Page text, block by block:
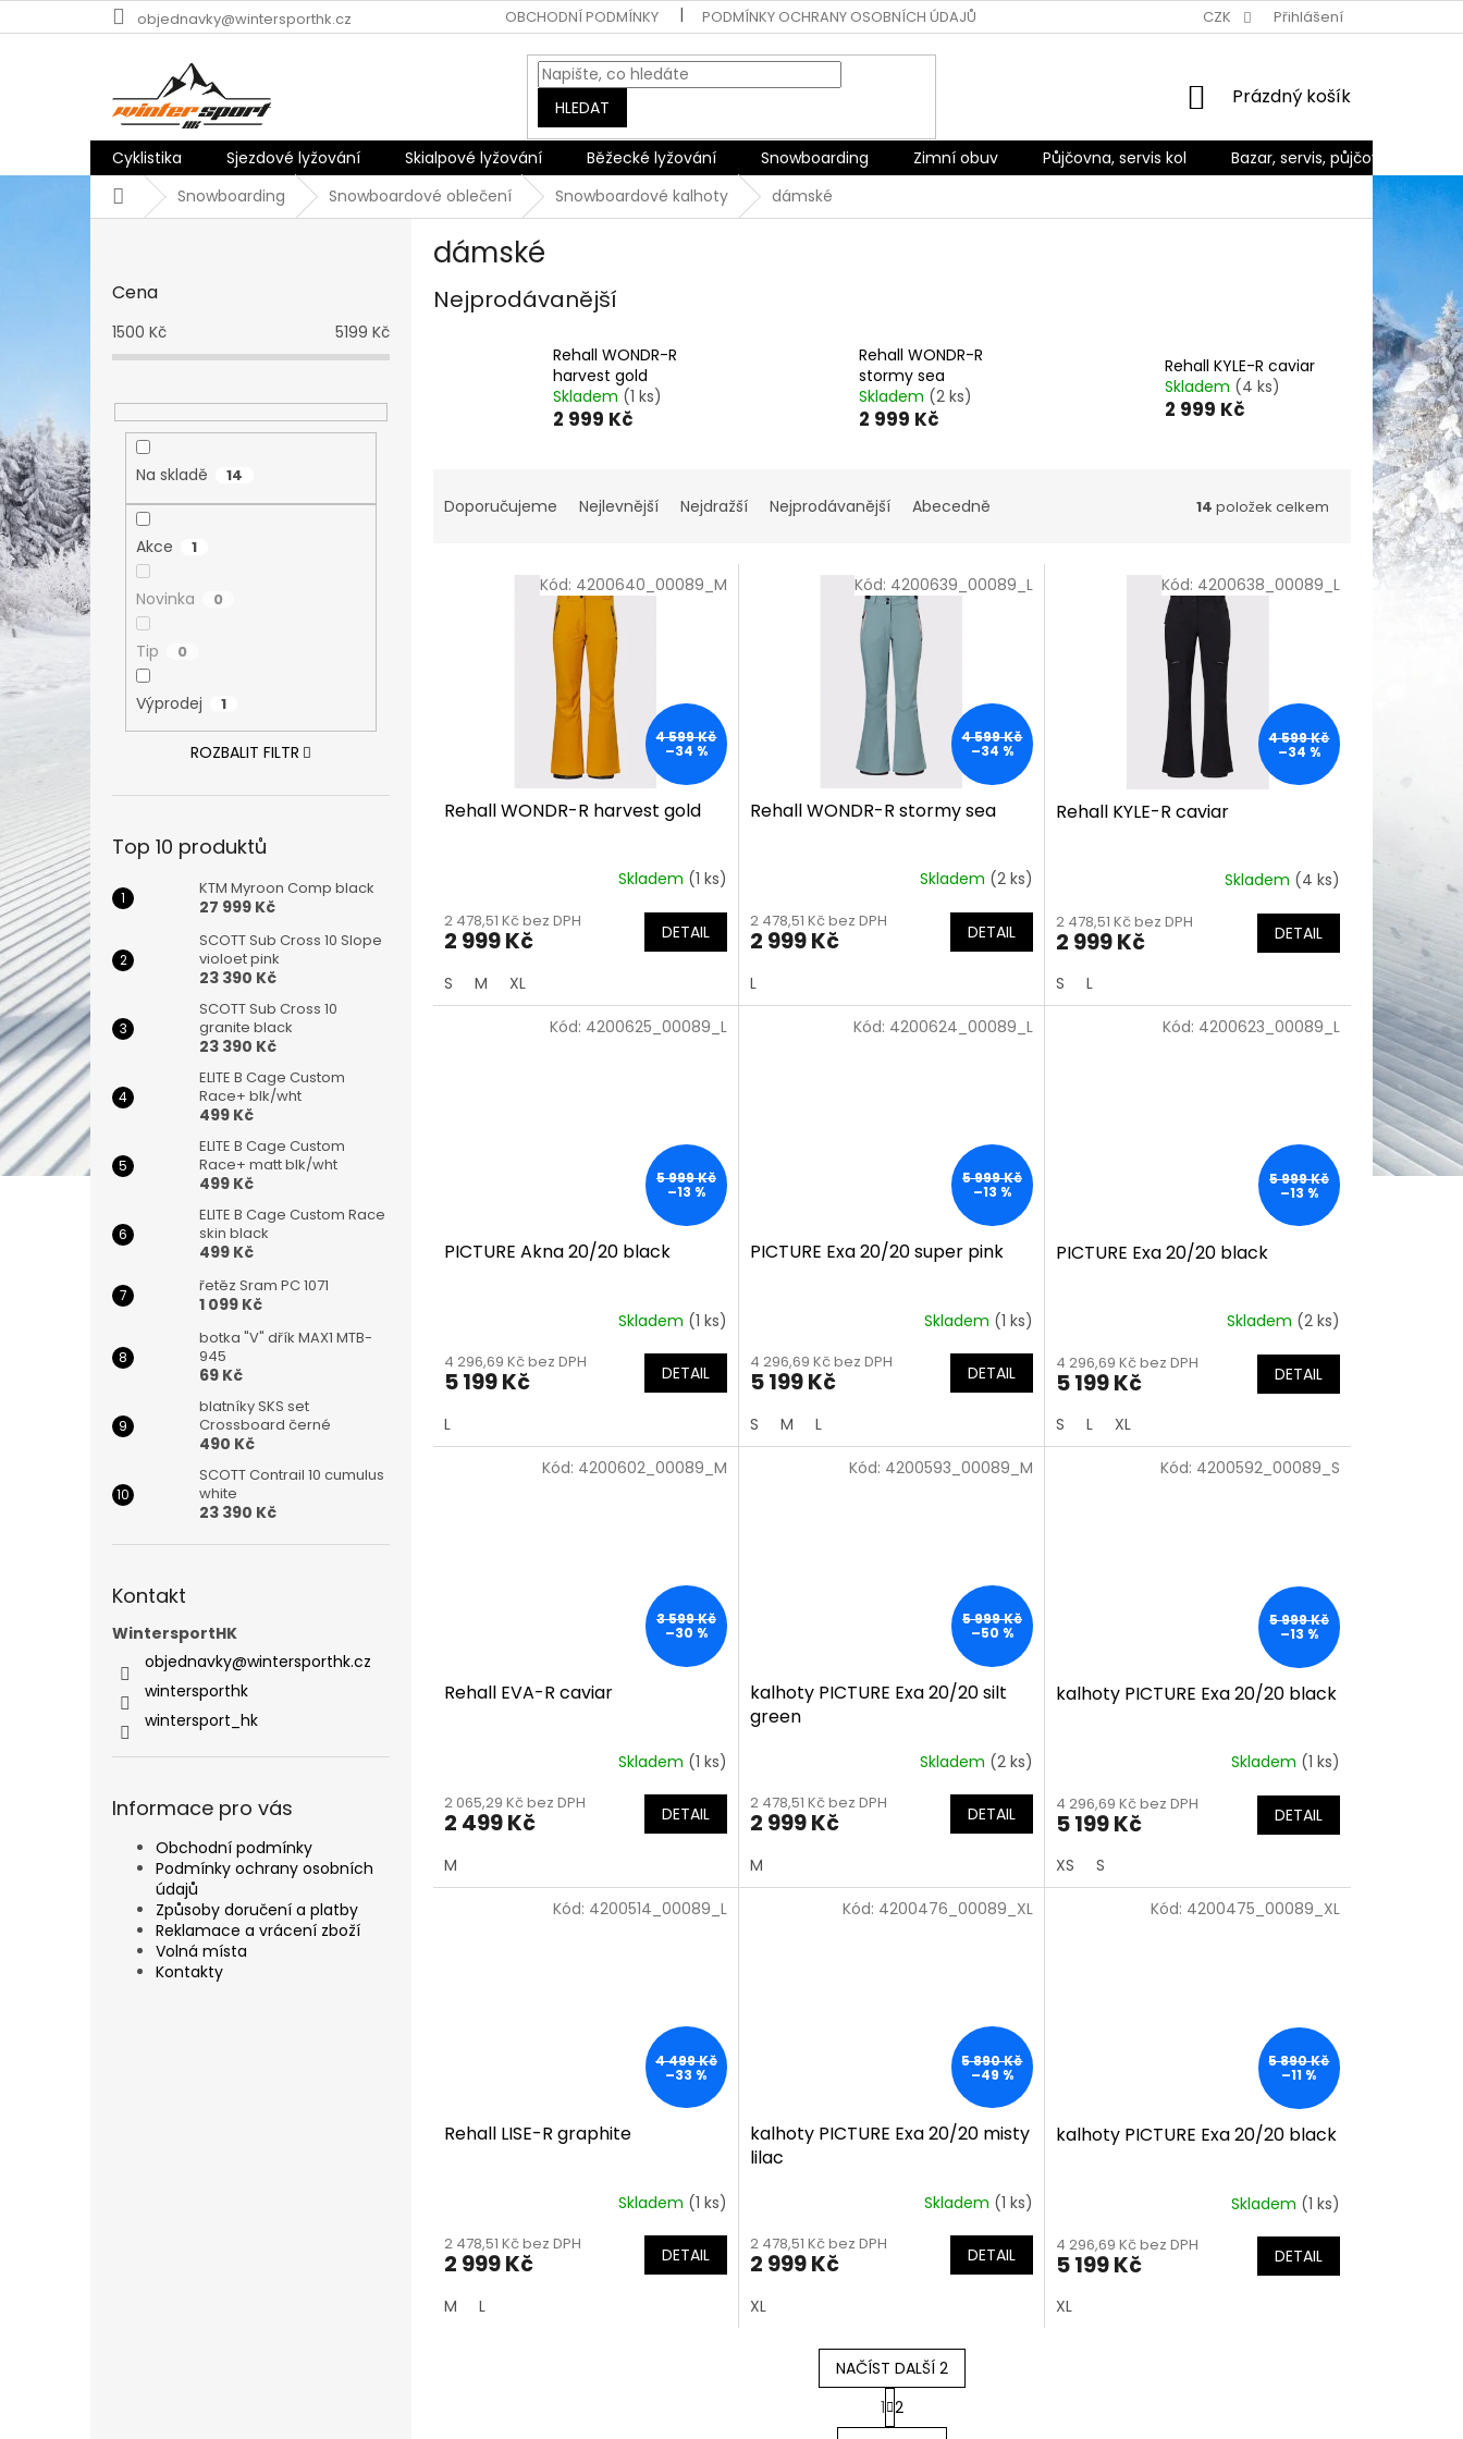
na
objednavky@wintersporthk.cz OBCHODNÍ PODMÍNKY PODMÍNKY OCHRANY OSOBNÍCH ÚDAJŮ ZPŮSOBY DORUČENÍ A PLATBY REKLAMACE A VRÁCENÍ
CZK Přihlášení
HLEDAT
NÁKUPNÍ
Prázdný košík
Cyklistika Sjezdové lyžování Skialpové lyžování Běžecké lyžování Snowboarding Zimní obuv Půjčovna, servis kol Bazar, servis, půjčovna
DomůSnowboarding Snowboardové oblečení Snowboardové kalhoty dámské
p
a
n
e
l
Cena
1500 Kč 5199 Kč
Na skladě 14
Akce 1
Novinka 0
Tip 0
Výprodej 1
ROZBALIT FILTR
Top 10 produktů
KTM Myroon Comp black
27 999 Kč
SCOTT Sub Cross 10 Slope
violoet pink
23 390 Kč
SCOTT Sub Cross 10
granite black
23 390 Kč
ELITE B Cage Custom
Race+ blk/wht
499 Kč
ELITE B Cage Custom
Race+ matt blk/wht
499 Kč
ELITE B Cage Custom Race
skin black
499 Kč
řetěz Sram PC 1071
1 099 Kč
botka "V" dřík MAX1 MTB-
945
69 Kč
blatníky SKS set
Crossboard černé
490 Kč
SCOTT Contrail 10 cumulus
white
23 390 Kč
Kontakt
WintersportHK
objednavky@wintersporthk.cz
wintersporthk
wintersport_hk
Informace pro vás
Obchodní podmínky
Podmínky ochrany osobních
údajů
Způsoby doručení a platby
Reklamace a vrácení zboží
Volná místa
Kontakty
dámské
Nejprodávanější
Rehall WONDR-R
harvest gold
Skladem (1 ks)
2 999 Kč
Rehall WONDR-R
stormy sea
Skladem (2 ks)
2 999 Kč
Rehall KYLE-R caviar
Skladem (4 ks)
2 999 Kč
aDoporučujeme Nejlevnější Nejdražší Nejprodávanější Abecedně 14 položek celkem
4 599 Kč
–34 %
Rehall WONDR-R harvest gold
Skladem (1 ks)
2 478,51 Kč bez DPH
2 999 Kč DETAIL
S M XL
Kód: 4200640_00089_M
4 599 Kč
–34 %
Rehall WONDR-R stormy sea
Skladem (2 ks)
2 478,51 Kč bez DPH
2 999 Kč DETAIL
L
Kód: 4200639_00089_L
4 599 Kč
–34 %
Rehall KYLE-R caviar
Skladem (4 ks)
2 478,51 Kč bez DPH
2 999 Kč DETAIL
S L
Kód: 4200638_00089_L
5 999 Kč
–13 %
PICTURE Akna 20/20 black
Skladem (1 ks)
4 296,69 Kč bez DPH
5 199 Kč DETAIL
L
Kód: 4200625_00089_L
5 999 Kč
–13 %
PICTURE Exa 20/20 super pink
Skladem (1 ks)
4 296,69 Kč bez DPH
5 199 Kč DETAIL
S M L
Kód: 4200624_00089_L
5 999 Kč
–13 %
PICTURE Exa 20/20 black
Skladem (2 ks)
4 296,69 Kč bez DPH
5 199 Kč DETAIL
S L XL
Kód: 4200623_00089_L
3 599 Kč
–30 %
Rehall EVA-R caviar
Skladem (1 ks)
2 065,29 Kč bez DPH
2 499 Kč DETAIL
M
Kód: 4200602_00089_M
5 999 Kč
–50 %
kalhoty PICTURE Exa 20/20 silt
green
Skladem (2 ks)
2 478,51 Kč bez DPH
2 999 Kč DETAIL
M
Kód: 4200593_00089_M
5 999 Kč
–13 %
kalhoty PICTURE Exa 20/20 black
Skladem (1 ks)
4 296,69 Kč bez DPH
5 199 Kč DETAIL
XS S
Kód: 4200592_00089_S
4 499 Kč
–33 %
Rehall LISE-R graphite
Skladem (1 ks)
2 478,51 Kč bez DPH
2 999 Kč DETAIL
M L
Kód: 4200514_00089_L
5 890 Kč
–49 %
kalhoty PICTURE Exa 20/20 misty
lilac
Skladem (1 ks)
2 478,51 Kč bez DPH
2 999 Kč DETAIL
XL
Kód: 4200476_00089_XL
5 890 Kč
–11 %
kalhoty PICTURE Exa 20/20 black
Skladem (1 ks)
4 296,69 Kč bez DPH
5 199 Kč DETAIL
XL
Kód: 4200475_00089_XL
O
NAČÍST DALŠÍ 2
S
t
r
1 2